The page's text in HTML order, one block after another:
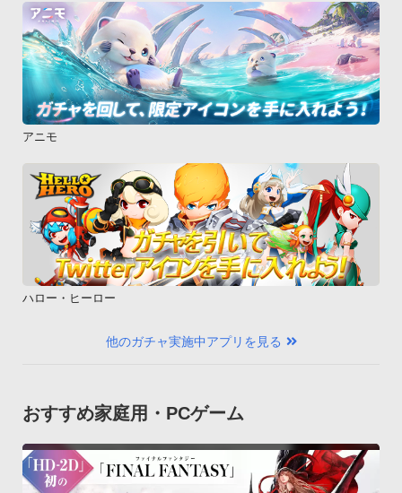
アニモ
ハロー・ヒーロー
他のガチャ実施中アプリを見る
おすすめ家庭用・PCゲーム